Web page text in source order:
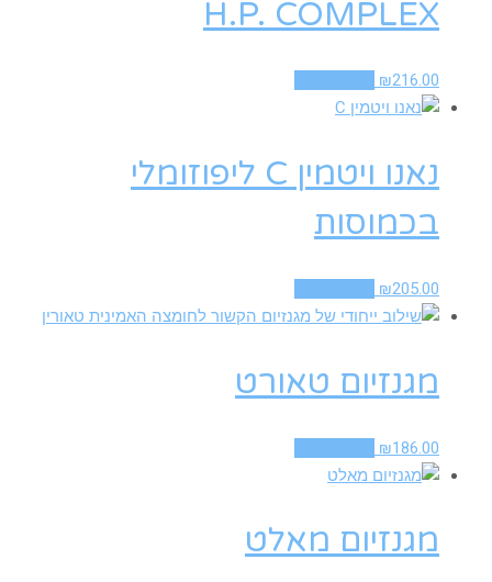
H.P. COMPLEX
₪216.00
נאנו ויטמין C ליפוזומלי
בכמוסות
₪205.00
מגנזיום טאורט
₪186.00
מגנזיום מאלט